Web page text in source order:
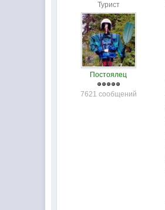
Турист
Постоялец
7621 сообщений